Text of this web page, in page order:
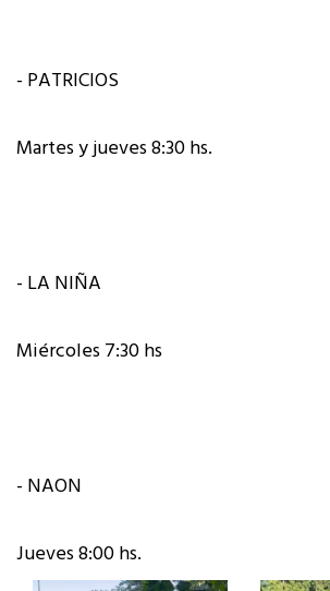
- PATRICIOS
Martes y jueves 8:30 hs.
- LA NIÑA
Miércoles 7:30 hs
- NAON
Jueves 8:00 hs.